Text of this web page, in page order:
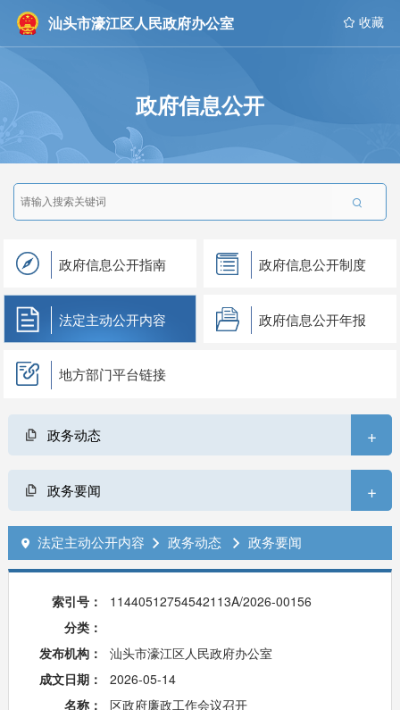
汕头市濠江区人民政府办公室  收藏
政府信息公开

政府信息公开指南 政府信息公开制度
法定主动公开内容 政府信息公开年报
地方部门平台链接
政务动态 +
政务要闻 +
 法定主动公开内容  政务动态  政务要闻
索引号：
11440512754542113A/2026-00156
分类：
发布机构：
汕头市濠江区人民政府办公室
成文日期：
2026-05-14
名称：
区政府廉政工作会议召开